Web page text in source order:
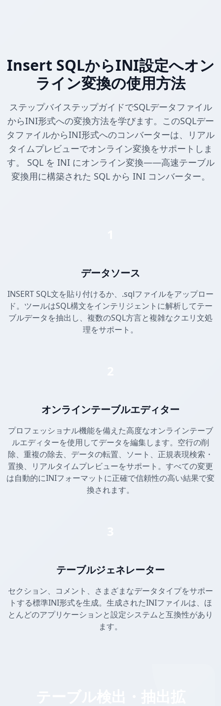
Insert SQLからINI設定へオン
ライン変換の使用方法
ステップバイステップガイドでSQLデータファイル
からINI形式への変換方法を学びます。このSQLデー
タファイルからINI形式へのコンバーターは、リアル
タイムプレビューでオンライン変換をサポートしま
す。 SQL を INI にオンライン変換——高速テーブル
変換用に構築された SQL から INI コンバーター。
データソース
INSERT SQL文を貼り付けるか、.sqlファイルをアップロー
ド。ツールはSQL構文をインテリジェントに解析してテー
ブルデータを抽出し、複数のSQL方言と複雑なクエリ文処
理をサポート。
オンラインテーブルエディター
プロフェッショナル機能を備えた高度なオンラインテーブ
ルエディターを使用してデータを編集します。空行の削
除、重複の除去、データの転置、ソート、正規表現検索・
置換、リアルタイムプレビューをサポート。すべての変更
は自動的にINIフォーマットに正確で信頼性の高い結果で変
換されます。
テーブルジェネレーター
セクション、コメント、さまざまなデータタイプをサポー
トする標準INI形式を生成。生成されたINIファイルは、ほ
とんどのアプリケーションと設定システムと互換性があり
ます。